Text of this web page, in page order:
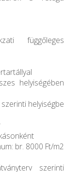
függőleges
helyiségében
helyiségbe
br. 8000 Ft/m2
szerinti